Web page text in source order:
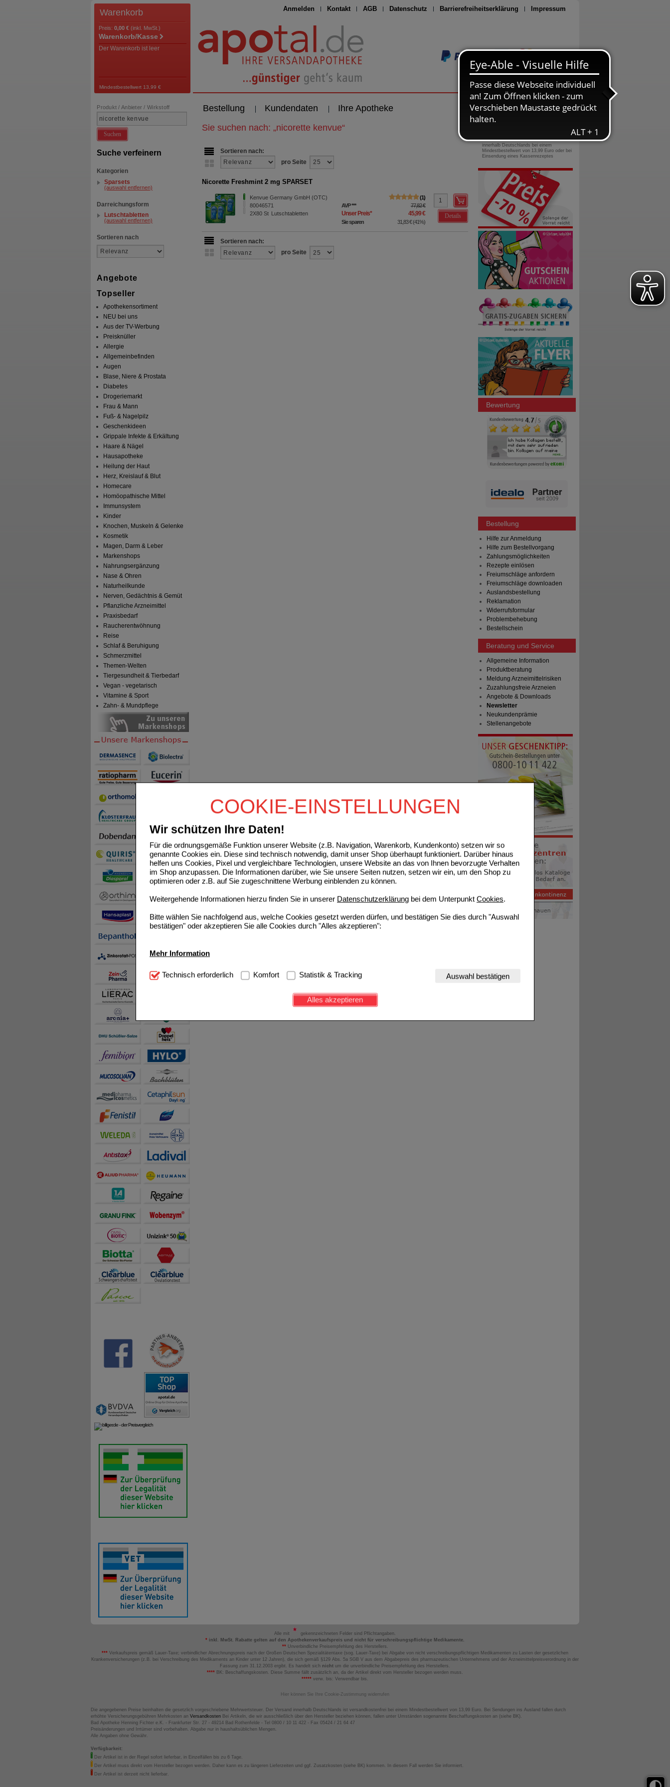
COOKIE-EINSTELLUNGEN
Wir schützen Ihre Daten!
Für die ordnungsgemäße Funktion unserer Website (z.B. Navigation, Warenkorb, Kundenkonto) setzen wir so
genannte Cookies ein. Diese sind technisch notwendig, damit unser Shop überhaupt funktioniert. Darüber hinaus
helfen uns Cookies, Pixel und vergleichbare Technologien, unsere Website an das von Ihnen bevorzugte Verhalten
im Shop anzupassen. Die Informationen darüber, wie Sie unsere Seiten nutzen, setzen wir ein, um den Shop zu
optimieren oder z.B. auf Sie zugeschnittene Werbung einblenden zu können.
Weitergehende Informationen hierzu finden Sie in unserer Datenschutzerklärung bei dem Unterpunkt Cookies.
Bitte wählen Sie nachfolgend aus, welche Cookies gesetzt werden dürfen, und bestätigen Sie dies durch "Auswahl
bestätigen" oder akzeptieren Sie alle Cookies durch "Alles akzeptieren":
Mehr Information
Technisch Notwendig: Hierbei handelt es sich um Cookies, die für die Grundfunktionen unserer Website
notwendig sind (z.B. Navigation, Warenkorb, Kundenkonto), weshalb auf diese nicht verzichtet werden kann.
Diese Cookies werden genutzt um das Einkaufserlebnis noch ansprechender zu gestalten,
beispielsweise für die Wiedererkennung des Besuchers oder unsere Seite an bevorzugte Verhaltensweisen (z.B.
Inhalte anzuzeigen und unser Partnerprogramm zu betreiben.
Statistik & Tracking:
sammeln, mit deren Hilfe wir unsere Website weiter für Sie optimieren können, den Inhalt auf unserer Website aber
auch die Werbung auf Drittseiten möglichst relevant für Sie zu gestalten. Bitte beachten Sie, dass Daten hierfür
teilweise an Dritte wie z.B. Google oder soziale Medien übertragen werden.
Technisch erforderlich Komfort Statistik & Tracking Auswahl bestätigen
Alles akzeptieren
Anmelden Kontakt AGB Datenschutz Barrierefreiheitserklärung Impressum
Seite drucken
Warenkorb
Preis: 0,00 € (inkl. MwSt.)
Warenkorb/Kasse
Der Warenkorb ist leer
Mindestbestellwert 13,99 €
Bestellung Kundendaten Ihre Apotheke
Produkt / Anbieter / Wirkstoff
Suchen
Suche verfeinern
Kategorien
Sparsets
(auswahl entfernen)
Darreichungsform
Lutschtabletten
(auswahl entfernen)
Sortieren nach
Angebote
Topseller
Apothekensortiment
NEU bei uns
Aus der TV-Werbung
Preisknüller
Allergie
Allgemeinbefinden
Augen
Blase, Niere & Prostata
Diabetes
Drogeriemarkt
Frau & Mann
Fuß- & Nagelpilz
Geschenkideen
Grippale Infekte & Erkältung
Haare & Nägel
Hausapotheke
Heilung der Haut
Herz, Kreislauf & Blut
Homecare
Homöopathische Mittel
Immunsystem
Kinder
Knochen, Muskeln & Gelenke
Kosmetik
Magen, Darm & Leber
Markenshops
Nahrungsergänzung
Nase & Ohren
Naturheilkunde
Nerven, Gedächtnis & Gemüt
Pflanzliche Arzneimittel
Praxisbedarf
Raucherentwöhnung
Reise
Schlaf & Beruhigung
Schmerzmittel
Themen-Welten
Tiergesundheit & Tierbedarf
Vegan - vegetarisch
Vitamine & Sport
Zahn- & Mundpflege
Sie suchen nach: „nicorette kenvue“
Sortieren nach:
pro Seite
Nicorette Freshmint 2 mg SPARSET
Kenvue Germany GmbH (OTC)
80046571
2X80St Lutschtabletten
1
AVP*** 77,82 €
Unser Preis* 45,99 €
Sie sparen 31,83 €(41%)
Details
Sortieren nach:
pro Seite
0800-10 11 422
gebührenfreie Rufnummer
innerhalb Deutschlands bei einem
Mindestbestellwert von 13,99 Euro oder bei
Einsendung eines Kassenrezeptes
Bewertung
Bestellung
Hilfe zur Anmeldung
Hilfe zum Bestellvorgang
Zahlungsmöglichkeiten
Rezepte einlösen
Freiumschläge anfordern
Freiumschläge downloaden
Auslandsbestellung
Reklamation
Widerrufsformular
Problembehebung
Bestellschein
Beratung und Service
Allgemeine Information
Produktberatung
Meldung Arzneimittelrisiken
Zuzahlungsfreie Arzneien
Angebote & Downloads
Newsletter
Neukundenprämie
Stellenangebote
Alle mit
gekennzeichneten Felder sind Pflichtangaben.
* inkl. MwSt. Rabatte gelten auf den Apothekenverkaufspreis und nicht für verschreibungspflichtige Medikamente.
**Unverbindliche Preisempfehlung des Herstellers.
*** Verkaufspreis gemäß Lauer-Taxe; verbindlicher Abrechnungspreis nach der Großen Deutschen Spezialitätentaxe (sog. Lauer-Taxe) bei Abgabe von nicht verschreibungspflichtigen Medikamenten zu Lasten der gesetzlichen
Krankenversicherungen (z.B. bei Verschreibung des Medikaments an Kinder unter 12 Jahren), die sich gemäß §129 Abs. 5a SGB V aus dem Abgabepreis des pharmazeutischen Unternehmens und der Arzneimittelpreisverordnung in der
Fassung zum 31.12.2003 ergibt. Es handelt sich nicht um die unverbindliche Preisempfehlung des Herstellers.
**** BK: Beschaffungskosten. Diese Summe fällt zusätzlich an, da der Artikel direkt vom Hersteller bezogen werden muss.
***** verw. bis: Verwendbar bis.
Hier können Sie Ihre Cookie-Zustimmung widerrufen
Die angegebenen Preise beinhalten die gesetzlich vorgeschriebene Mehrwertsteuer. Der Versand innerhalb Deutschlands ist versandkostenfrei bei einem Mindestbestellwert von 13,99 Euro. Bei Sendungen ins Ausland fallen durch
erhöhte Versicherungsgebühren Mehrkosten an Versandkosten Bei Artikeln, die wir ausschließlich über den Hersteller beziehen können, fallen unter Umständen sogenannte Beschaffungskosten an (siehe BK).
Bad Apotheke Henning Fichter e.K. - Frankfurter Str. 27 - 49214 Bad Rothenfelde - Tel 0800 / 10 11 422 - Fax 05424 / 21 64 47
Preisänderungen und Irrtümer sind vorbehalten. Abgabe nur in haushaltsüblichen Mengen.
Alle Angaben ohne Gewähr.
Verfügbarkeit:
Der Artikel ist in der Regel sofort lieferbar, in Einzelfällen bis zu 6 Tage.
Der Artikel muss direkt vom Hersteller bezogen werden. Daher kann es zu längeren Lieferzeiten und ggf. Zusatzkosten (siehe BK) kommen. In diesem Fall werden Sie informiert.
Der Artikel ist derzeit nicht lieferbar.